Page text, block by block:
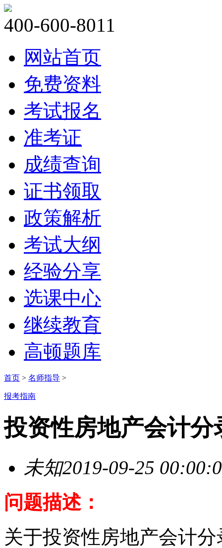
400-600-8011
网站首页
免费资料
考试报名
准考证
成绩查询
证书领取
政策解析
考试大纲
经验分享
选课中心
继续教育
高顿题库
首页 > 名师指导 >
报考指南
投资性房地产会计分
未知2019-09-25
问题描述：
关于投资性房地产会计